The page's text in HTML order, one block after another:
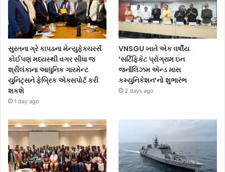
સુરતના ગ્રે કાપડના મેન્યુફેક્ચરર્સ
કોઈપણ મધ્યસ્થી વગર સીધા જ
શ્રીલંકાના આધુનિક ગારમેન્ટ
યુનિટ્સને ફેબ્રિક એક્સપોર્ટ કરી
શકશે
1 day ago
VNSGU ખાતે એક વર્ષીય
‘સર્ટિફિકેટ પ્રોગ્રામ ઇન
જર્નાલિઝમ એન્ડ માસ
કમ્યુનિકેશન’નો શુભારંભ
2 days ago